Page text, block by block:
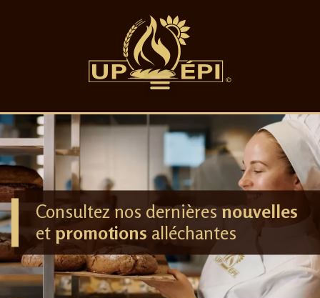
Consultez nos dernières nouvelles
et promotions alléchantes